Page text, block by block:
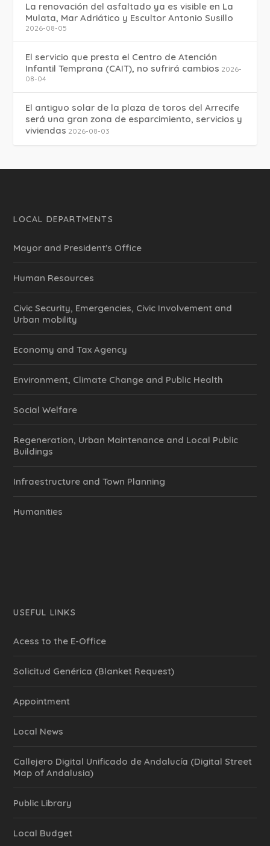
La renovación del asfaltado ya es visible en La
Mulata, Mar Adriático y Escultor Antonio Susillo
2026-08-05
El servicio que presta el Centro de Atención
Infantil Temprana (CAIT), no sufrirá cambios 2026-
08-04
El antiguo solar de la plaza de toros del Arrecife
será una gran zona de esparcimiento, servicios y
viviendas 2026-08-03
LOCAL DEPARTMENTS
Mayor and President's Office
Human Resources
Civic Security, Emergencies, Civic Involvement and
Urban mobility
Economy and Tax Agency
Environment, Climate Change and Public Health
Social Welfare
Regeneration, Urban Maintenance and Local Public
Buildings
Infraestructure and Town Planning
Humanities
USEFUL LINKS
Acess to the E-Office
Solicitud Genérica (Blanket Request)
Appointment
Local News
Callejero Digital Unificado de Andalucía (Digital Street
Map of Andalusia)
Public Library
Local Budget